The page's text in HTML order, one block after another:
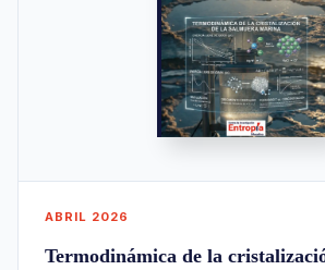
ABRIL 2026
Termodinámica de la